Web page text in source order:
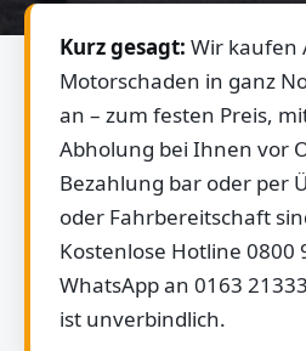
Kurz gesagt: Wir kaufen
Motorschaden in ganz
an – zum festen Preis,
Abholung bei Ihnen vor
Bezahlung bar oder per
oder Fahrbereitschaft
Kostenlose Hotline 0800
WhatsApp an 0163
ist unverbindlich.